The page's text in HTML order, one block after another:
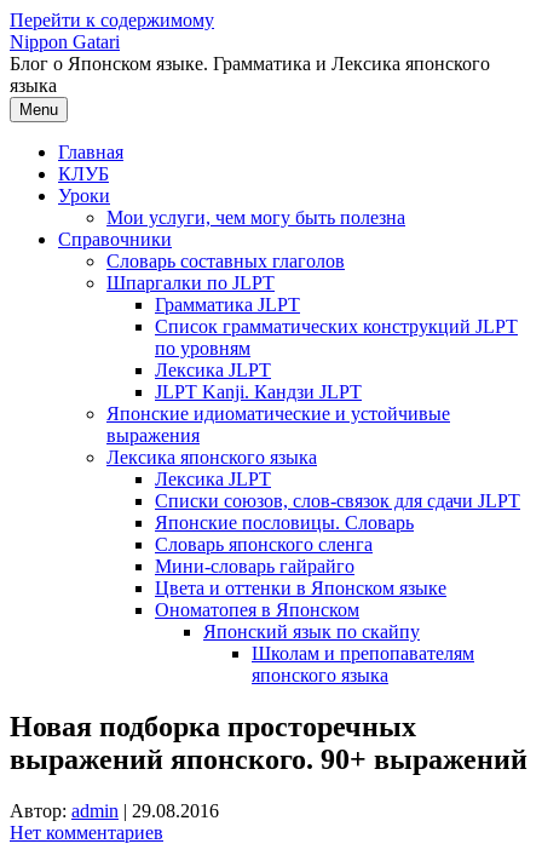
Перейти к содержимому
Nippon Gatari
Блог о Японском языке. Грамматика и Лексика японского
языка
Menu
Главная
КЛУБ
Уроки
Мои услуги, чем могу быть полезна
Справочники
Словарь составных глаголов
Шпаргалки по JLPT
Грамматика JLPT
Список грамматических конструкций JLPT
по уровням
Лексика JLPT
JLPT Kanji. Кандзи JLPT
Японские идиоматические и устойчивые
выражения
Лексика японского языка
Лексика JLPT
Списки союзов, слов-связок для сдачи JLPT
Японские пословицы. Словарь
Словарь японского сленга
Мини-словарь гайрайго
Цвета и оттенки в Японском языке
Ономатопея в Японском
Японский язык по скайпу
Школам и препопавателям
японского языка
Новая подборка просторечных
выражений японского. 90+ выражений
Автор: admin | 29.08.2016
Нет комментариев